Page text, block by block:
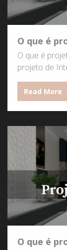
O que é
O que é
projeto de
Read More
O que é